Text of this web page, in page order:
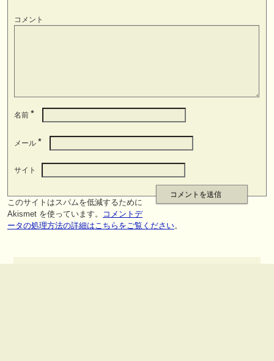
コメント
名前*
メール*
サイト
このサイトはスパムを低減するために
Akismet を使っています。
コメントデ
ータの処理方法の詳細はこちらをご覧ください。